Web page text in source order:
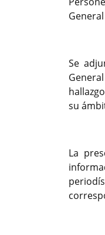
Se
su
La